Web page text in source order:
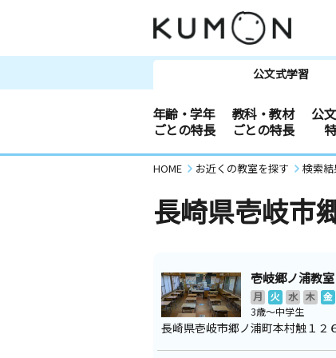
公文式学習
年齢・学年
ごとの特長
教科・教材
ごとの特長
公
HOME お近くの教室を探す 検索
長崎県壱岐市
壱岐郷ノ浦教室
月 火 水 木 金
3歳～中学生
長崎県壱岐市郷ノ浦町本村触１２